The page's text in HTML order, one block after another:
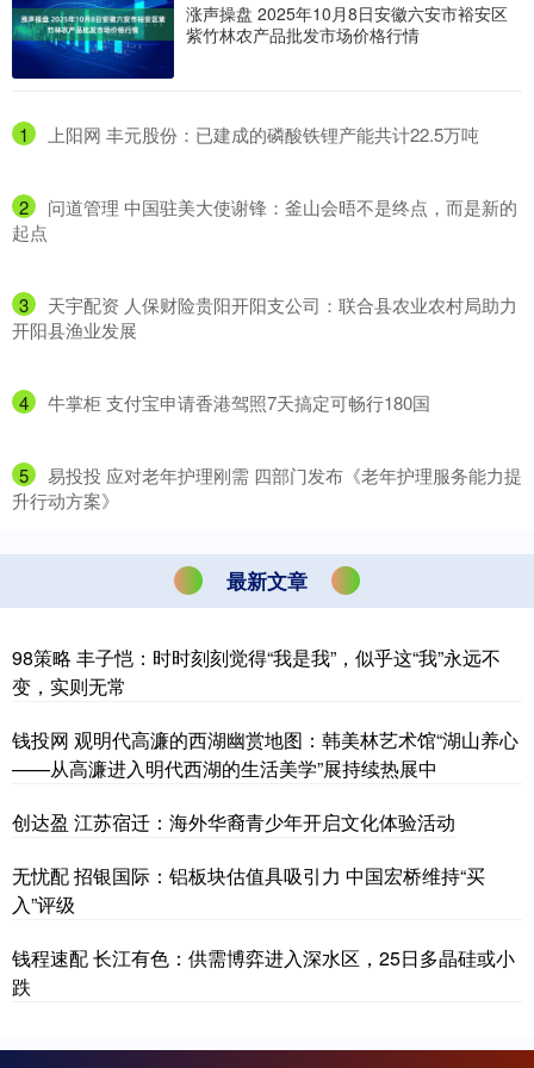
涨声操盘 2025年10月8日安徽六安市裕安区
紫竹林农产品批发市场价格行情
1 ​上阳网 丰元股份：已建成的磷酸铁锂产能共计22.5万吨
2
​问道管理 中国驻美大使谢锋：釜山会晤不是终点，而是新的
起点
3
​天宇配资 人保财险贵阳开阳支公司：联合县农业农村局助力
开阳县渔业发展
4 ​牛掌柜 支付宝申请香港驾照7天搞定可畅行180国
5
​易投投 应对老年护理刚需 四部门发布《老年护理服务能力提
升行动方案》
最新文章
98策略 丰子恺：时时刻刻觉得“我是我”，似乎这“我”永远不
变，实则无常
钱投网 观明代高濂的西湖幽赏地图：韩美林艺术馆“湖山养心
——从高濂进入明代西湖的生活美学”展持续热展中
创达盈 江苏宿迁：海外华裔青少年开启文化体验活动
无忧配 招银国际：铝板块估值具吸引力 中国宏桥维持“买
入”评级
钱程速配 长江有色：供需博弈进入深水区，25日多晶硅或小
跌